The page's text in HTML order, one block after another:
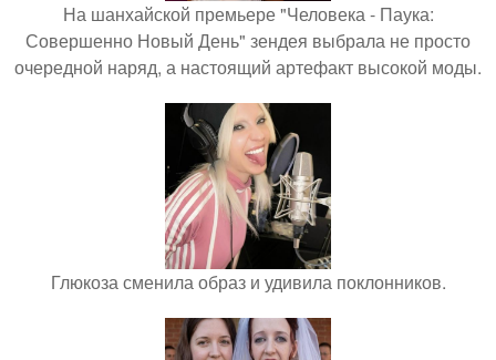
На шанхайской премьере "Человека - Паука:
Совершенно Новый День" зендея выбрала не просто
очередной наряд, а настоящий артефакт высокой моды.
Глюкоза сменила образ и удивила поклонников.